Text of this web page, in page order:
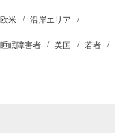
欧米 沿岸エリア
睡眠障害者 美国 若者